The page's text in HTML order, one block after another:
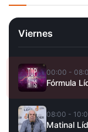
Viernes
00:00 -
Fórmula
08:00 -
Matinal